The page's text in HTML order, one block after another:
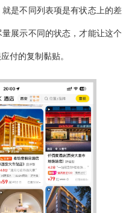
是不同列表项是有状态上的差
展示不同的状态，才能让这个
付的复制黏贴。